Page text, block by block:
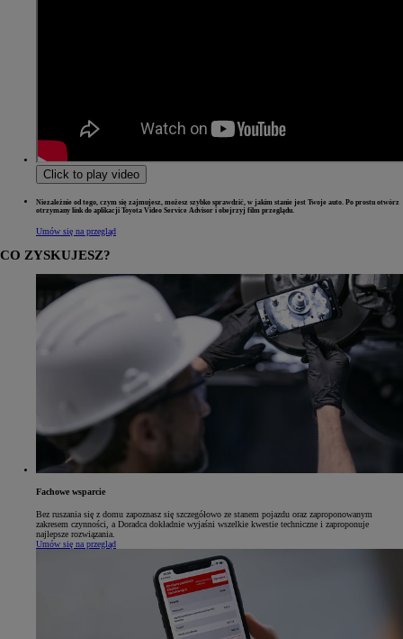
Click to play video
Niezależnie od tego, czym się zajmujesz, możesz szybko sprawdzić, w jakim stanie jest Twoje auto. Po prostu otwórz
otrzymany link do aplikacji Toyota Video Service Advisor i obejrzyj film przeglądu.
Umów się na przegląd
CO ZYSKUJESZ?
Fachowe wsparcie
Bez ruszania się z domu zapoznasz się szczegółowo ze stanem pojazdu oraz zaproponowanym
zakresem czynności, a Doradca dokładnie wyjaśni wszelkie kwestie techniczne i zaproponuje
najlepsze rozwiązania.
Umów się na przegląd